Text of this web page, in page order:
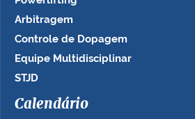
Arbitragem
Controle de Dopagem
Equipe Multidisciplinar
STJD
Calendário